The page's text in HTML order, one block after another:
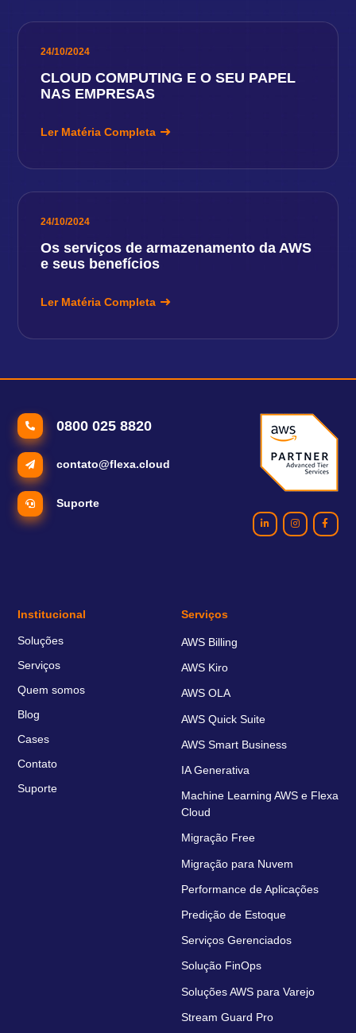
24/10/2024
CLOUD COMPUTING E O SEU PAPEL
NAS EMPRESAS
Ler Matéria Completa
24/10/2024
Os serviços de armazenamento da AWS
e seus benefícios
Ler Matéria Completa
0800 025 8820
contato@flexa.cloud
Suporte
Institucional
Soluções
Serviços
Quem somos
Blog
Cases
Contato
Suporte
Serviços
AWS Billing
AWS Kiro
AWS OLA
AWS Quick Suite
AWS Smart Business
IA Generativa
Machine Learning AWS e Flexa
Cloud
Migração Free
Migração para Nuvem
Performance de Aplicações
Predição de Estoque
Serviços Gerenciados
Solução FinOps
Soluções AWS para Varejo
Stream Guard Pro